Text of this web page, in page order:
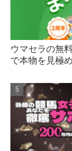
ウマセラの無
で本物を見極